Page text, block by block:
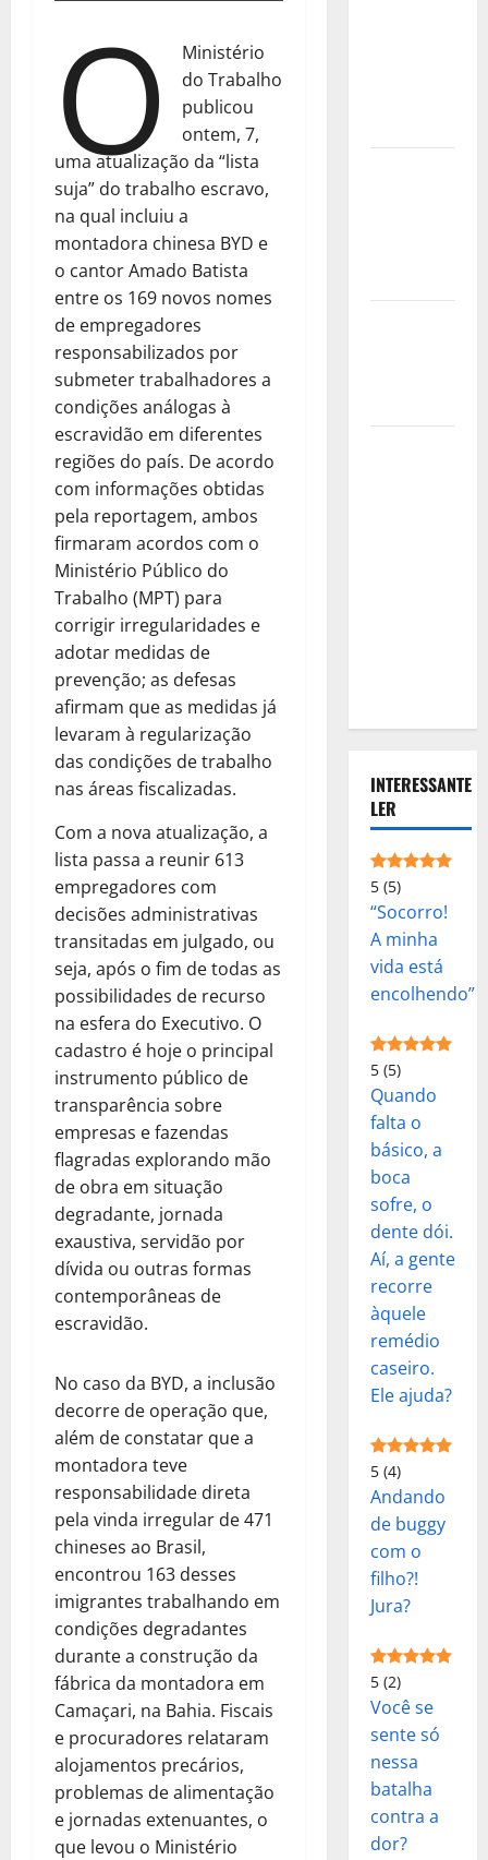
O
Ministério
do Trabalho
publicou
ontem, 7,
uma atualização da “lista
suja” do trabalho escravo,
na qual incluiu a
montadora chinesa BYD e
o cantor Amado Batista
entre os 169 novos nomes
de empregadores
responsabilizados por
submeter trabalhadores a
condições análogas à
escravidão em diferentes
regiões do país. De acordo
com informações obtidas
pela reportagem, ambos
firmaram acordos com o
Ministério Público do
Trabalho (MPT) para
corrigir irregularidades e
adotar medidas de
prevenção; as defesas
afirmam que as medidas já
levaram à regularização
das condições de trabalho
nas áreas fiscalizadas.
Com a nova atualização, a
lista passa a reunir 613
empregadores com
decisões administrativas
transitadas em julgado, ou
seja, após o fim de todas as
possibilidades de recurso
na esfera do Executivo. O
cadastro é hoje o principal
instrumento público de
transparência sobre
empresas e fazendas
flagradas explorando mão
de obra em situação
degradante, jornada
exaustiva, servidão por
dívida ou outras formas
contemporâneas de
escravidão.
No caso da BYD, a inclusão
decorre de operação que,
além de constatar que a
montadora teve
responsabilidade direta
pela vinda irregular de 471
chineses ao Brasil,
encontrou 163 desses
imigrantes trabalhando em
condições degradantes
durante a construção da
fábrica da montadora em
Camaçari, na Bahia. Fiscais
e procuradores relataram
alojamentos precários,
problemas de alimentação
e jornadas extenuantes, o
que levou o Ministério
INTERESSANTE
LER
5 (5)
“Socorro!
A minha
vida está
encolhendo”
5 (5)
Quando
falta o
básico, a
boca
sofre, o
dente dói.
Aí, a gente
recorre
àquele
remédio
caseiro.
Ele ajuda?
5 (4)
Andando
de buggy
com o
filho?!
Jura?
5 (2)
Você se
sente só
nessa
batalha
contra a
dor?